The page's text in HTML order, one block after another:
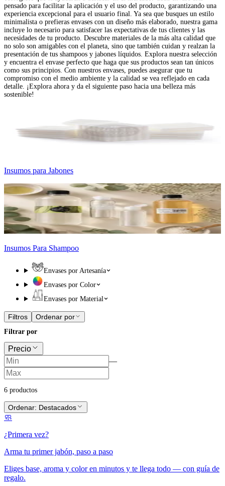
pensado para facilitar la aplicación y el uso del producto, garantizando una
experiencia excepcional para el usuario final. Ya sea que busques un estilo
minimalista o prefieras envases con un diseño más elaborado, nuestra gama
incluye lo necesario para satisfacer las expectativas de tus clientes y las
necesidades de tu producto. Descubre materiales de la más alta calidad que
no solo son amigables con el planeta, sino que también cuidan y realzan la
presentación de tus shampoos y jabones líquidos. Explora nuestra selección
y encuentra el envase perfecto que haga que sus productos sean tan únicos
como sus principios. Con nuestros envases, puedes asegurar que tu
compromiso con el medio ambiente y la calidad se vea reflejado en cada
detalle. ¡Explora ahora y da el siguiente paso hacia una belleza más
sostenible!
Insumos para Jabones
Insumos Para Shampoo
Envases por Artesanía
Envases por Color
Envases por Material
Filtros Ordenar por
Filtrar por
Precio
—
6 productos
Ordenar: Destacados
🧼
¿Primera vez?
Arma tu primer jabón, paso a paso
Eliges base, aroma y color en minutos y te llega todo — con guía de
regalo.